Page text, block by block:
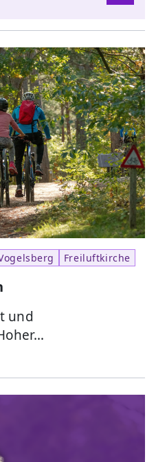
Freiluftkirche
und